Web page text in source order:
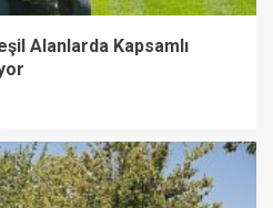
Alanlarda Kapsamlı